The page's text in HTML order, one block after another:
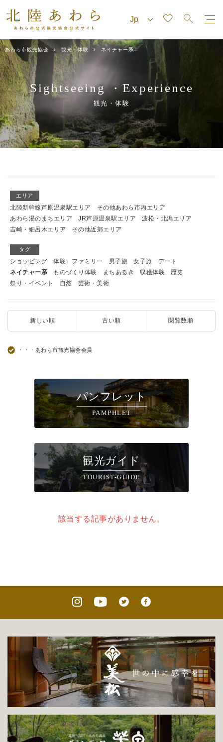
あわら市観光協会 観光・体験 ネイチャー系
Sightseeing・ Experience
観光・体験
エリア
北陸新幹線芦原温泉駅エリア
その他あわら市内エリア
あわら湯のまちエリア
JR芦原温泉駅エリア
波松・北潟エリア
吉崎・細呂木エリア
その他近郊エリア
タグ
ショッピング 体験 ファミリー 男子旅 女子旅
デート
ネイチャー系
ものづくり体験 まちあるき 収穫体験
歴史
祭り・イベント
自然 芸術・美術
新しい順 古い順 閲覧数順
・・・あわら市観光協会会員
パンフレット
PAMPHLET
観光ガイド
TOURIST-GUIDE
該当する記事がありません。